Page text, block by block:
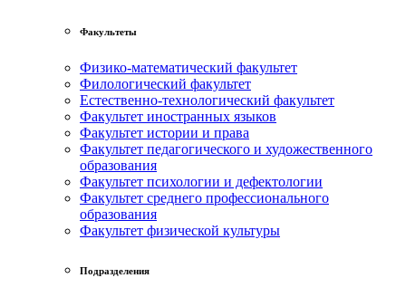
Факультеты
Физико-математический факультет
Филологический факультет
Естественно-технологический факультет
Факультет иностранных языков
Факультет истории и права
Факультет педагогического и художественного
образования
Факультет психологии и дефектологии
Факультет среднего профессионального
образования
Факультет физической культуры
Подразделения